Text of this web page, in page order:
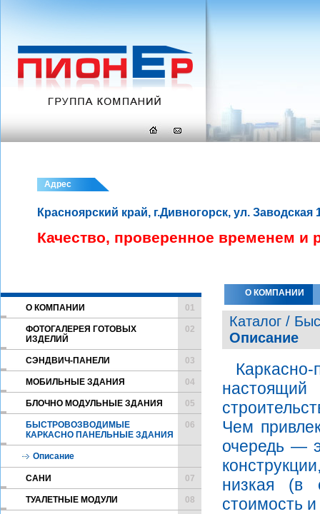
Адрес
Красноярский край, г.Дивногорск, ул. Заводская
Качество, проверенное временем и
О КОМПАНИИ
Каталог /
Описание
Чем
очередь —
низкая (в
стоимость
01
О КОМПАНИИ
02
ФОТОГАЛЕРЕЯ ГОТОВЫХ
ИЗДЕЛИЙ
03
CЭНДВИЧ-ПАНЕЛИ
04
МОБИЛЬНЫЕ ЗДАНИЯ
05
БЛОЧНО МОДУЛЬНЫЕ ЗДАНИЯ
06
БЫСТРОВОЗВОДИМЫЕ
КАРКАСНО ПАНЕЛЬНЫЕ ЗДАНИЯ
Описание
07
САНИ
08
ТУАЛЕТНЫЕ МОДУЛИ